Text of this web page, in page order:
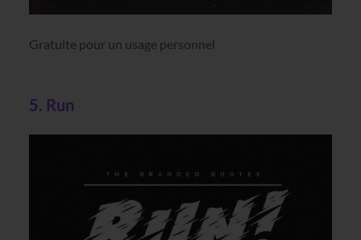
Gratuite pour un usage personnel
5. Run